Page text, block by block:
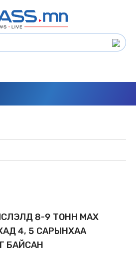
8-9 ТОНН МАХ
4, 5 САРЫНХАА
БАЙСАН